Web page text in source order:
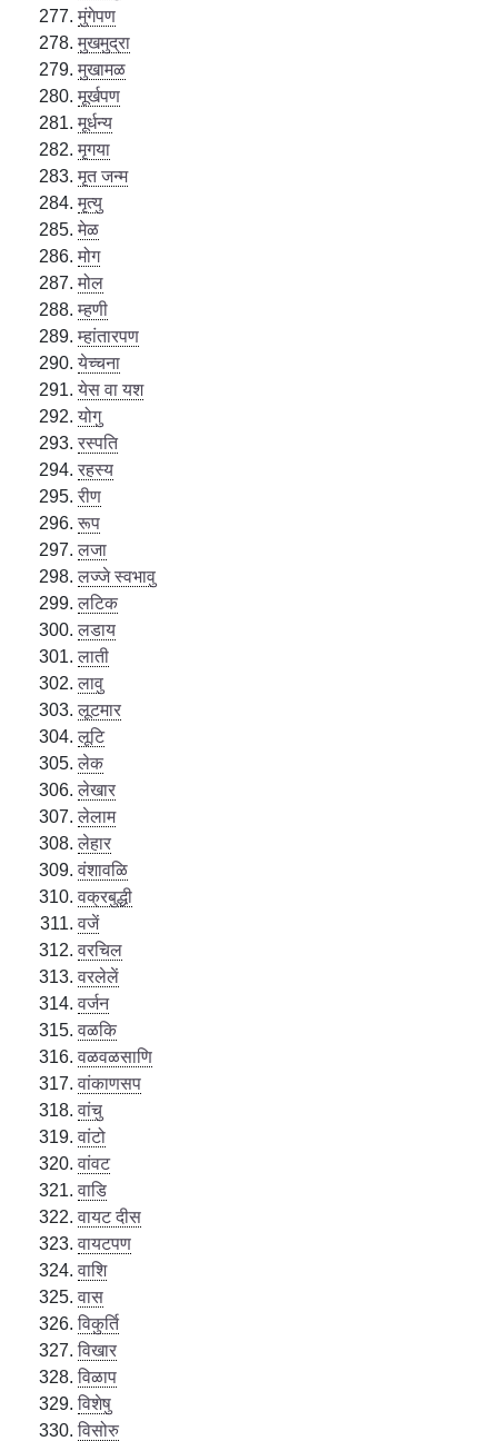
मुंगेपण
मुखमुद्रा
मुखामळ
मूर्खपण
मूर्धन्य
मृगया
मृत जन्म
मृत्यु
मेळ
मोग
मोल
म्हणी
म्हांतारपण
येच्चना
येस वा यश
योगु
रस्पति
रहस्य
रीण
रूप
लजा
लज्जे स्वभावु
लटिक
लडाय
लाती
लावु
लूटमार
लूटि
लेक
लेखार
लेलाम
लेहार
वंशावळि
वक्रबुद्धी
वजें
वरचिल
वरलेलें
वर्जन
वळकि
वळवळसाणि
वांकाणसप
वांचु
वांटो
वांवट
वाडि
वायट दीस
वायटपण
वाशि
वास
विकुर्ति
विखार
विळाप
विशेषु
विसोरु